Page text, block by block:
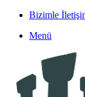
Bizimle
Menü